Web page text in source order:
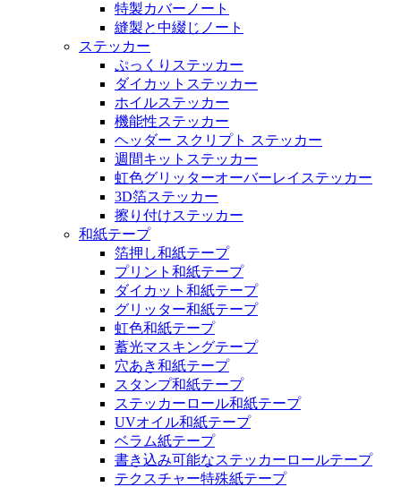
特製カバーノート
縫製と中綴じノート
ステッカー
ぷっくりステッカー
ダイカットステッカー
ホイルステッカー
機能性ステッカー
ヘッダー スクリプト ステッカー
週間キットステッカー
虹色グリッターオーバーレイステッカー
3D箔ステッカー
擦り付けステッカー
和紙テープ
箔押し和紙テープ
プリント和紙テープ
ダイカット和紙テープ
グリッター和紙テープ
虹色和紙テープ
蓄光マスキングテープ
穴あき和紙テープ
スタンプ和紙テープ
ステッカーロール和紙テープ
UVオイル和紙テープ
ベラム紙テープ
書き込み可能なステッカーロールテープ
テクスチャー特殊紙テープ